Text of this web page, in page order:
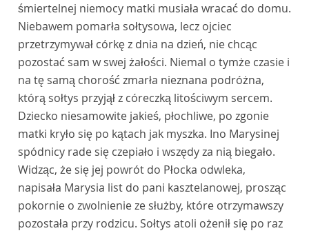
śmiertelnej niemocy matki musiała wracać do domu.
Niebawem pomarła sołtysowa, lecz ojciec
przetrzymywał córkę z dnia na dzień, nie chcąc
pozostać sam w swej żałości. Niemal o tymże czasie i
na tę samą chorość zmarła nieznana podróżna,
którą sołtys przyjął z córeczką litościwym sercem.
Dziecko niesamowite jakieś, płochliwe, po zgonie
matki kryło się po kątach jak myszka. Ino Marysinej
spódnicy rade się czepiało i wszędy za nią biegało.
Widząc, że się jej powrót do Płocka odwleka,
napisała Marysia list do pani kasztelanowej, prosząc
pokornie o zwolnienie ze służby, które otrzymawszy
pozostała przy rodzicu. Sołtys atoli ożenił się po raz